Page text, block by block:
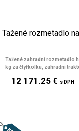
Tažené rozmetadlo
Tažené zahradní rozmetadlo
kg za čtyřkolku, zahradní
12 171.25 € s DPH